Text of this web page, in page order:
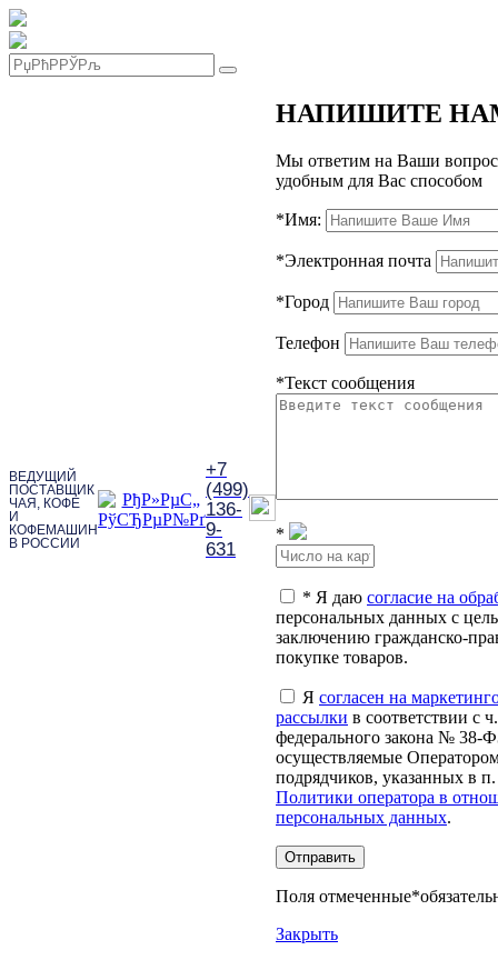
ВЕДУЩИЙ
ПОСТАВЩИК
ЧАЯ, КОФЕ
И
КОФЕМАШИН
В РОССИИ
+7
(499)
136-
9-
631
НАПИШИТЕ
Мы ответим на Ваши
удобным для Вас способом
*Имя:
*Электронная почта
*Город
Телефон
*Текст сообщения
*
* Я даю согласие на
персональных данных с
заключению гражданско-
покупке товаров.
Я согласен на
рассылки в соответствии с
федерального закона № 38-
осуществляемые
подрядчиков, указанных в
Политики оператора в
персональных данных.
Отправить
Поля отмеченные*
Закрыть